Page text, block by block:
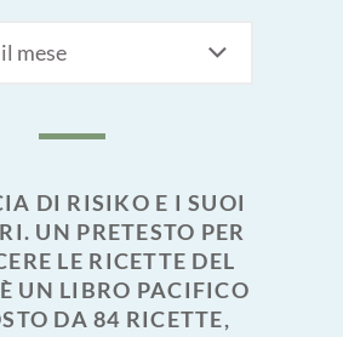
DI RISIKO E I SUOI
UN PRETESTO PER
LE RICETTE DEL
UN LIBRO PACIFICO
DA 84 RICETTE,